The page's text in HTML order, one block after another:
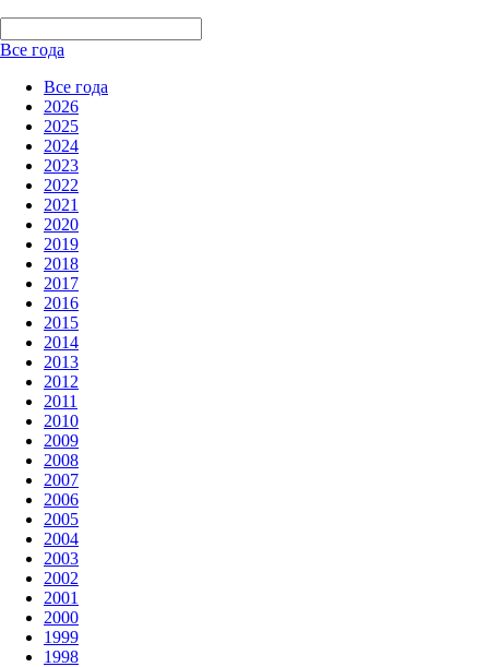
Все года
Все года
2026
2025
2024
2023
2022
2021
2020
2019
2018
2017
2016
2015
2014
2013
2012
2011
2010
2009
2008
2007
2006
2005
2004
2003
2002
2001
2000
1999
1998